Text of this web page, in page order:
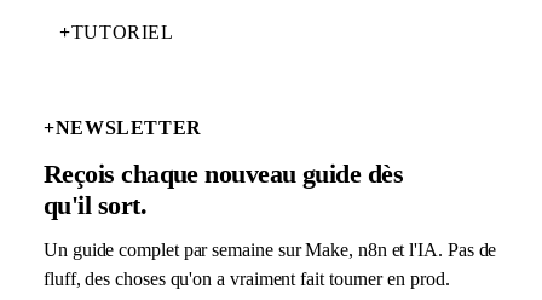
+TUTORIEL
+NEWSLETTER
Reçois chaque nouveau guide dès
qu'il sort.
Un guide complet par semaine sur Make, n8n et l'IA. Pas de
fluff, des choses qu'on a vraiment fait tourner en prod.